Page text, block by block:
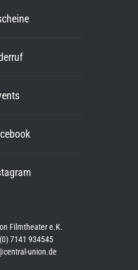
Filmtheater e.K.
7141 934545
union.de